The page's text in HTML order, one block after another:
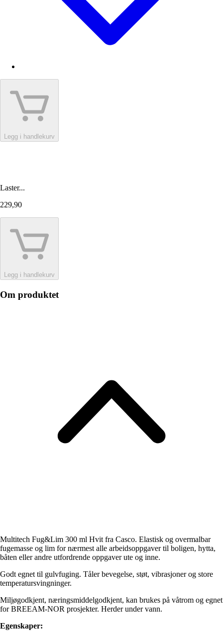
Legg i handlekurv
Laster...
229,90
Legg i handlekurv
Om produktet
Multitech Fug&Lim 300 ml Hvit fra Casco. Elastisk og overmalbar
fugemasse og lim for nærmest alle arbeidsoppgaver til boligen, hytta,
båten eller andre utfordrende oppgaver ute og inne.
Godt egnet til gulvfuging. Tåler bevegelse, støt, vibrasjoner og store
temperatursvingninger.
Miljøgodkjent, næringsmiddelgodkjent, kan brukes på våtrom og egnet
for BREEAM-NOR prosjekter. Herder under vann.
Egenskaper: